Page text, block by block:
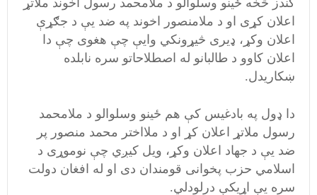
کندز څخه ځینو وسلوالو د ملامحمد رسول اخوند ملاتړ
اعلان کړی او د ملامنصور اخوند په ضد یې د جګړې
اعلان وکړ، ډیری څیړونکي وایې چې هغوی چې دا
اعلان کاوو د طالبانو له اصطلاحاتو سره نابلده
ښکاریدل.
دا ډول په بادغیس کې هم ځینو وسلوالو د ملامحمد
رسول ملاتړ اعلان کړ او د ملااختر محمد منصور پر
ضد یې د جهاد اعلان وکړ، ویل کیږي چې نوموړی د
اسلامي حزب پخوانی قومندان دی او له افغان دولت
سره یې اړیکې درلودلي.